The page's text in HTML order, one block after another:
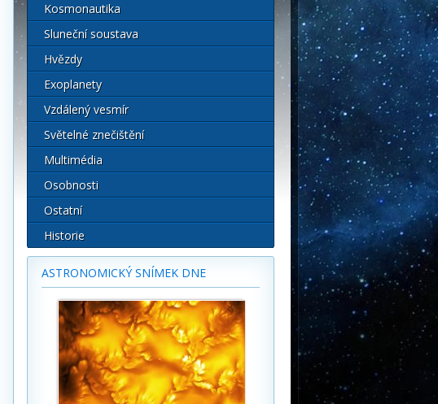
Kosmonautika
Sluneční soustava
Hvězdy
Exoplanety
Vzdálený vesmír
Světelné znečištění
Multimédia
Osobnosti
Ostatní
Historie
ASTRONOMICKÝ SNÍMEK DNE